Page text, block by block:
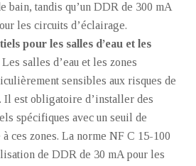
bain, tandis qu’un DDR de 300 mA
les circuits d’éclairage.
pour les salles d’eau et les
Les salles d’eau et les zones
sensibles aux risques de
Il est obligatoire d’installer des
spécifiques avec un seuil de
ces zones. La norme NF C 15-100
de DDR de 30 mA pour les